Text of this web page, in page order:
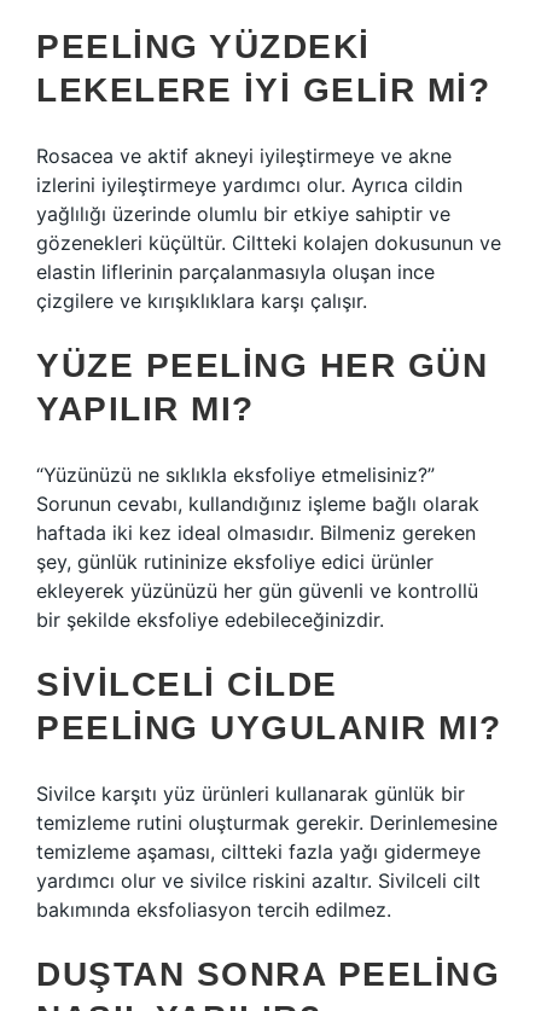
PEELING YÜZDEKI
LEKELERE IYI GELIR MI?
Rosacea ve aktif akneyi iyileştirmeye ve akne
izlerini iyileştirmeye yardımcı olur. Ayrıca cildin
yağlılığı üzerinde olumlu bir etkiye sahiptir ve
gözenekleri küçültür. Ciltteki kolajen dokusunun ve
elastin liflerinin parçalanmasıyla oluşan ince
çizgilere ve kırışıklıklara karşı çalışır.
YÜZE PEELING HER GÜN
YAPILIR MI?
“Yüzünüzü ne sıklıkla eksfoliye etmelisiniz?”
Sorunun cevabı, kullandığınız işleme bağlı olarak
haftada iki kez ideal olmasıdır. Bilmeniz gereken
şey, günlük rutininize eksfoliye edici ürünler
ekleyerek yüzünüzü her gün güvenli ve kontrollü
bir şekilde eksfoliye edebileceğinizdir.
SIVILCELI CILDE
PEELING UYGULANIR MI?
Sivilce karşıtı yüz ürünleri kullanarak günlük bir
temizleme rutini oluşturmak gerekir. Derinlemesine
temizleme aşaması, ciltteki fazla yağı gidermeye
yardımcı olur ve sivilce riskini azaltır. Sivilceli cilt
bakımında eksfoliasyon tercih edilmez.
DUŞTAN SONRA PEELING